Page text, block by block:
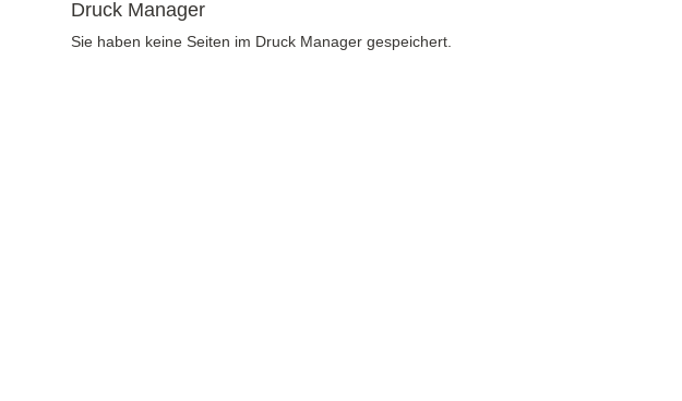
Druck Manager
Sie haben keine Seiten im Druck Manager gespeichert.